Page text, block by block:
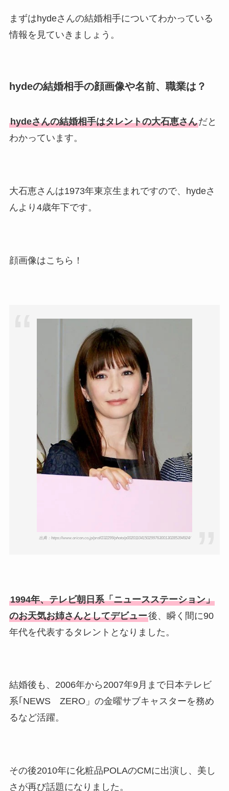
真が美人！息子や夫妻の最新
情報や離婚の噂も調査！
誰かも調査！
の馴れ初めに元嫁との結婚や
まずはhydeさんの結婚相手についてわかっている
情報を見ていきましょう。
hydeの結婚相手の顔画像や名前、職業は？
hydeさんの結婚相手はタレントの大石恵さんだと
わかっています。
大石恵さんは1973年東京生まれですので、hydeさ
んより4歳年下です。
顔画像はこちら！
出典：https://www.oricon.co.jp/prof/232299/photo/p0020110415029976300130285394924/
1994年、テレビ朝日系「ニュースステーション」
のお天気お姉さんとしてデビュー後、瞬く間に90
年代を代表するタレントとなりました。
結婚後も、2006年から2007年9月まで日本テレビ
系｢NEWS ZERO」の金曜サブキャスターを務め
るなど活躍。
その後2010年に化粧品POLAのCMに出演し、美し
さが再び話題になりました。